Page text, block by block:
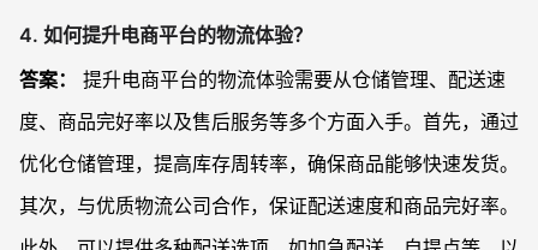
4. 如何提升电商平台的物流体验？
答案：
提升电商平台的物流体验需要从仓储管理、配送速
度、商品完好率以及售后服务等多个方面入手。首先，通过
优化仓储管理，提高库存周转率，确保商品能够快速发货。
其次，与优质物流公司合作，保证配送速度和商品完好率。